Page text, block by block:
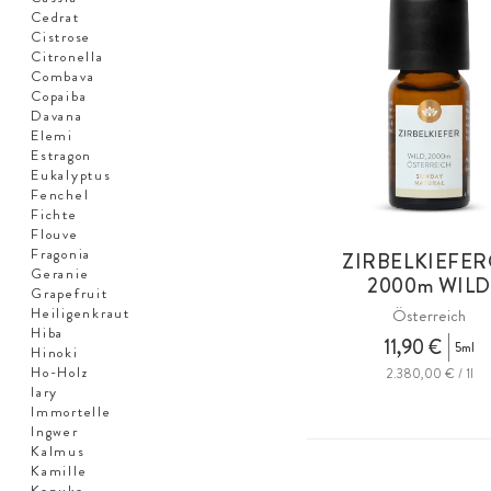
2000mWILD
Österreich
11,90 €
5ml
2.380,00 € / 1l
Cedrat
Cistrose
Citronella
Combava
Copaiba
Davana
Elemi
Estragon
Eukalyptus
Fenchel
Fichte
Flouve
Fragonia
Geranie
Grapefruit
Heiligenkraut
Hiba
Hinoki
Ho-Holz
Iary
Immortelle
Ingwer
Kalmus
Kamille